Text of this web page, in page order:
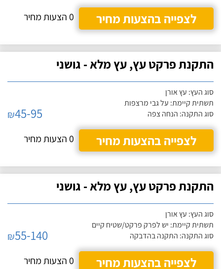
לצפייה בהצעות מחיר
0 הצעות מחיר
התקנת פרקט עץ, עץ מלא - גושני
סוג העץ: עץ אורן
תשתית קיימת: על גבי מרצפות
סוג התקנה: הנחה צפה
₪45-95
לצפייה בהצעות מחיר
0 הצעות מחיר
התקנת פרקט עץ, עץ מלא - גושני
סוג העץ: עץ אורן
תשתית קיימת: יש לפרק פרקט/שטיח קיים
סוג התקנה: התקנה בהדבקה
₪55-140
לצפייה בהצעות מחיר
0 הצעות מחיר